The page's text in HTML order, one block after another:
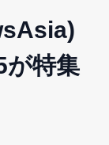
が特集